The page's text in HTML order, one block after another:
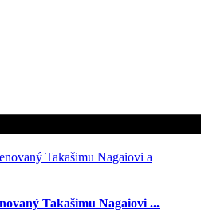
Takašimu Nagaiovi ...